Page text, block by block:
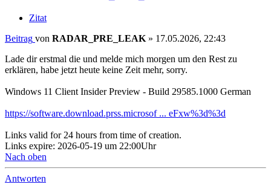
Zitat
Beitrag von RADAR_PRE_LEAK » 17.05.2026, 22:43
Lade dir erstmal die und melde mich morgen um den Rest zu
erklären, habe jetzt heute keine Zeit mehr, sorry.
Windows 11 Client Insider Preview - Build 29585.1000 German
https://software.download.prss.microsof ... eFxw%3d%3d
Links valid for 24 hours from time of creation.
Links expire: 2026-05-19 um 22:00Uhr
Nach oben
Antworten